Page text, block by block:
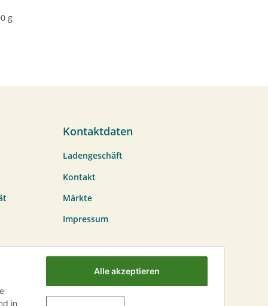
g
Kontaktdaten
Ladengeschäft
Kontakt
Märkte
Impressum
in
Alle akzeptieren